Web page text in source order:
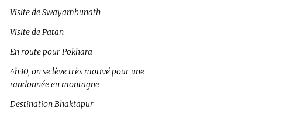
Visite de Swayambunath
Visite de Patan
En route pour Pokhara
4h30, on se lève très motivé pour une
randonnée en montagne
Destination Bhaktapur